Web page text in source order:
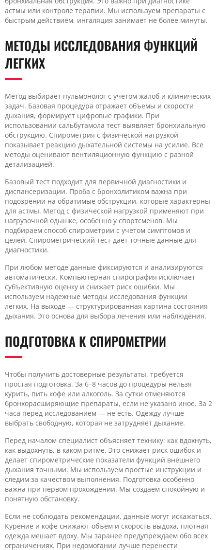
астмы или контроле терапии. Мы используем препараты с
быстрым действием, ингаляция занимает не более минуты.
МЕТОДЫ ИССЛЕДОВАНИЯ ФУНКЦИЙ
ЛЕГКИХ
Метод выбирает пульмонолог с учетом жалоб и клинических
задач. Базовая процедура отражает объемы и скорости
дыхания, формирует цифровые графики. При
использовании сальбутамола тест выявляет бронхиальную
обструкцию. Спирометрия с физической нагрузкой
показывает реакцию дыхательной системы на усилие. Все
методы оценивают вентиляционную функцию с разной
детализацией.
Базовый тест подходит для первичной диагностики и
диспансеризации. Проба с бронхолитиком важна при
подозрении на обратимые обструкции, которые характерны
для астмы. Метод с физической нагрузкой применяют при
нагрузочной одышке, особенно у спортсменов. Мы
подбираем способ спирометрии с учетом симптомов и
целей. Спирометрический тест дает точные данные для
диагностики.
При любом методе данные фиксируются и анализируются
автоматически. Компьютерная спирография исключает
субъективную оценку и снижает риск ошибки. Мы
используем надежные методы исследования функции
легких. На выходе — структурированная картина состояния
дыхания. Это основа для выбора лечения или наблюдения.
ПОДГОТОВКА К СПИРОМЕТРИИ
Чтобы получить достоверные результаты, требуется
простая подготовка. За 6–8 часов до процедуры нельзя
курить, пить кофе или алкоголь. За сутки отменяются
бронхорасширяющие препараты, если не указано иное. За 2
часа перед исследованием — не есть. Одежду лучше
выбрать свободную, которая не затрудняет дыхание.
Перед началом специалист объясняет технику: как вдохнуть,
как выдохнуть, в каком ритме. Это снижает риск ошибок и
делает спирометрические показатели функций внешнего
дыхания точными. Мы используем простые инструкции и
следим за качеством выполнения. Подготовка особенно
важна при первом прохождении. Мы создаем спокойную и
понятную обстановку.
Если не соблюдать рекомендации, данные могут искажаться.
Курение и кофе снижают объем и скорость выдоха, плотная
одежда мешает вдоху. Мы заранее предупреждаем обо всех
ограничениях. При недомогании лучше перенести